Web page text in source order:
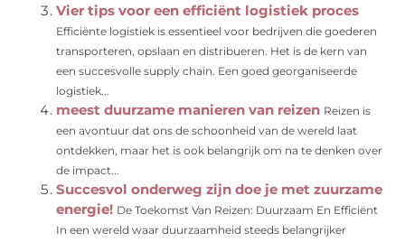
Vier tips voor een efficiënt logistiek proces
Efficiënte logistiek is essentieel voor bedrijven die goederen
transporteren, opslaan en distribueren. Het is de kern van
een succesvolle supply chain. Een goed georganiseerde
logistiek...
meest duurzame manieren van reizen Reizen is
een avontuur dat ons de schoonheid van de wereld laat
ontdekken, maar het is ook belangrijk om na te denken over
de impact...
Succesvol onderweg zijn doe je met zuurzame
energie! De Toekomst Van Reizen: Duurzaam En Efficiënt
In een wereld waar duurzaamheid steeds belangrijker